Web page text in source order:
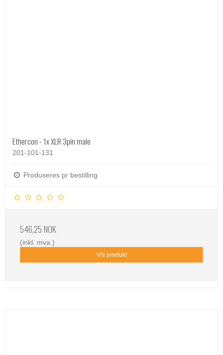
Ethercon - 1x XLR 3pin male
201-101-131
Produseres pr bestilling
546,25 NOK
(inkl. mva.)
Vis produkt